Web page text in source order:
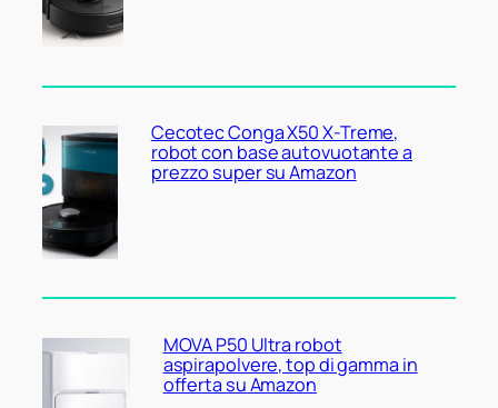
Cecotec Conga X50 X-Treme,
robot con base autovuotante a
prezzo super su Amazon
MOVA P50 Ultra robot
aspirapolvere, top di gamma in
offerta su Amazon